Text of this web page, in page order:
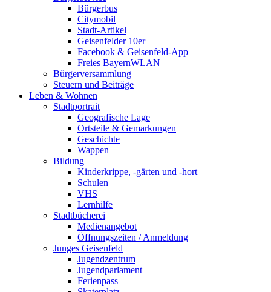
Bürgerbus
Citymobil
Stadt-Artikel
Geisenfelder 10er
Facebook & Geisenfeld-App
Freies BayernWLAN
Bürgerversammlung
Steuern und Beiträge
Leben & Wohnen
Stadtportrait
Geografische Lage
Ortsteile & Gemarkungen
Geschichte
Wappen
Bildung
Kinderkrippe, -gärten und -hort
Schulen
VHS
Lernhilfe
Stadtbücherei
Medienangebot
Öffnungszeiten / Anmeldung
Junges Geisenfeld
Jugendzentrum
Jugendparlament
Ferienpass